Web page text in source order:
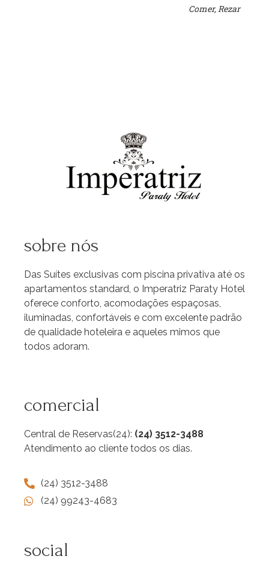
sobre nós
Das Suítes exclusivas com piscina privativa até os
apartamentos standard, o Imperatriz Paraty Hotel
oferece conforto, acomodações espaçosas,
iluminadas, confortáveis e com excelente padrão
de qualidade hoteleira e aqueles mimos que
todos adoram.
comercial
Central de Reservas(24): (24) 3512-3488
Atendimento ao cliente todos os dias.
(24) 3512-3488
(24) 99243-4683
social